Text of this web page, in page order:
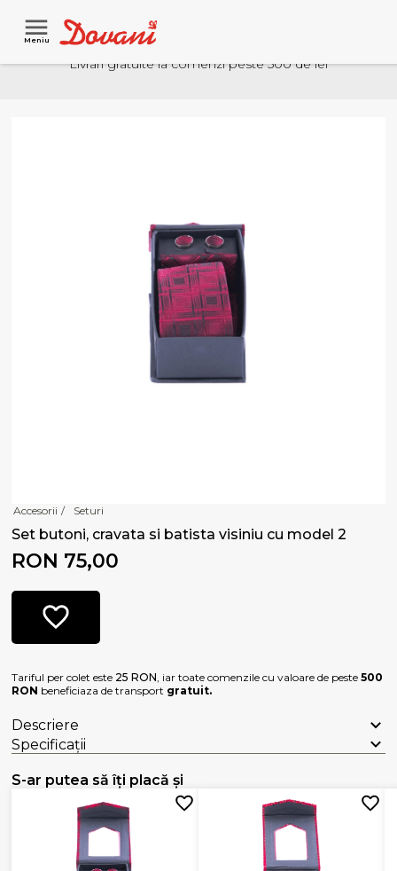
Meniu
Livrari gratuite la comenzi peste 500 de lei
Accesorii / Seturi
Set butoni, cravata si batista visiniu cu model 2
RON 75,00
Tariful per colet este 25 RON , iar toate comenzile cu valoare de peste500
RON beneficiaza de transport gratuit.
Descriere
Specificații
S-ar putea să îți placă și